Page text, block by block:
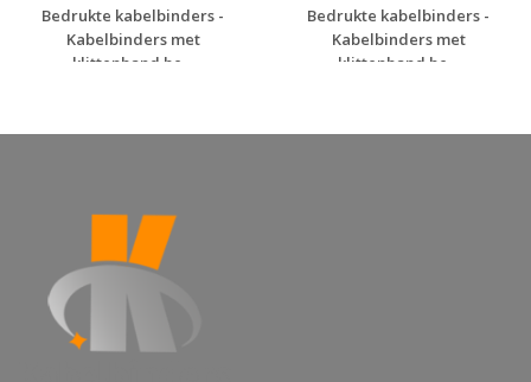
Bedrukte kabelbinders -
Kabelbinders met
klittenband be...
Bedrukte kabelbinders -
Kabelbinders met
klittenband be...